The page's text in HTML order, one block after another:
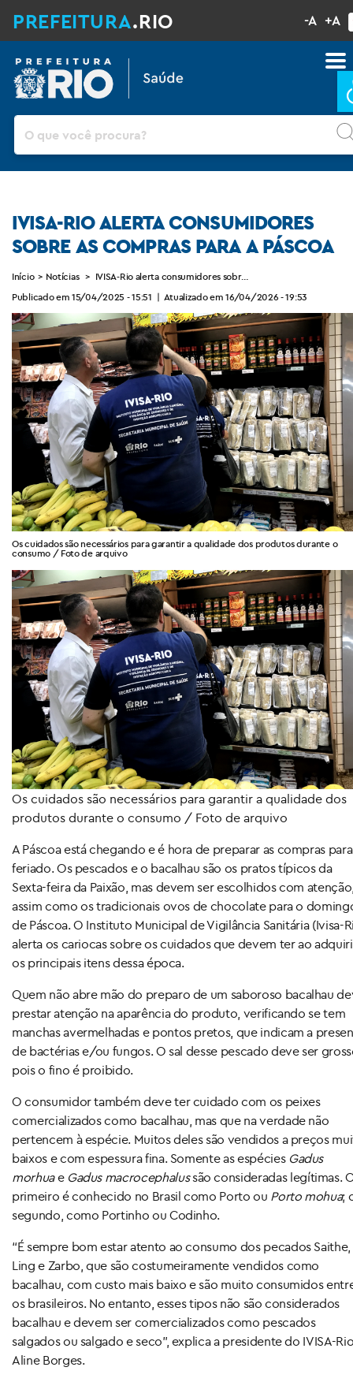
PREFEITURA.RIO -A +A
IVISA-RIO ALERTA CONSUMIDORES
SOBRE AS COMPRAS PARA A PÁSCOA
Início > Notícias > IVISA-Rio alerta consumidores sobre as compras para a
Publicado em 15/04/2025 - 15:51 | Atualizado em 16/04/2026 - 19:53
Os cuidados são necessários para garantir a qualidade dos produtos durante o
consumo / Foto de arquivo
Os cuidados são necessários para garantir a qualidade dos
produtos durante o consumo / Foto de arquivo
A Páscoa está chegando e é hora de preparar as compras
feriado. Os pescados e o bacalhau são os pratos típicos da
Sexta-feira da Paixão, mas devem ser escolhidos com
assim como os tradicionais ovos de chocolate para o
de Páscoa. O Instituto Municipal de Vigilância Sanitária (Ivisa-
alerta os cariocas sobre os cuidados que devem ter ao
os principais itens dessa época.
Quem não abre mão do preparo de um saboroso bacalhau
prestar atenção na aparência do produto, verificando se tem
manchas avermelhadas e pontos pretos, que indicam a
de bactérias e/ou fungos. O sal desse pescado deve ser
pois o fino é proibido.
O consumidor também deve ter cuidado com os peixes
comercializados como bacalhau, mas que na verdade não
pertencem à espécie. Muitos deles são vendidos a preços
baixos e com espessura fina. Somente as espécies Gadus
morhuae Gadus macrocephalussão consideradas legítimas.
primeiro é conhecido no Brasil como Porto ou Porto mohua;
segundo, como Portinho ou Codinho.
“É sempre bom estar atento ao consumo dos pecados Saithe,
Ling e Zarbo, que são costumeiramente vendidos como
bacalhau, com custo mais baixo e são muito consumidos
os brasileiros. No entanto, esses tipos não são considerados
bacalhau e devem ser comercializados como pescados
salgados ou salgado e seco”, explica a presidente do IVISA-
Aline Borges.